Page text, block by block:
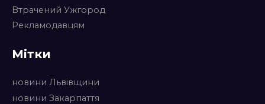
Втрачений Ужгород
Рекламодавцям
Мітки
новини Львівщини
новини Закарпаття